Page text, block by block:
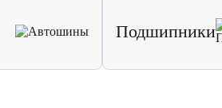
Подшипники